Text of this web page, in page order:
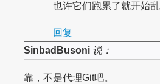
也许它们跑累了就开始
回复
SinbadBusoni说：
靠，不是代理Git吧。